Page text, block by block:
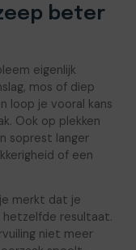
beter
eigenlijk
mos of diep
loop je vooral kans
Ook op plekken
soprest langer
of een
merkt dat je
resultaat.
niet meer